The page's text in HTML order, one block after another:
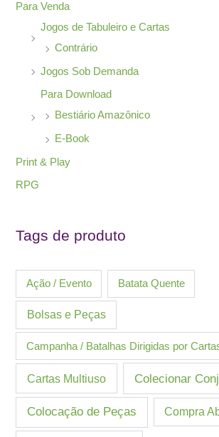
Para Venda
Jogos de Tabuleiro e Cartas
Contrário
Jogos Sob Demanda
Para Download
Bestiário Amazônico
E-Book
Print & Play
RPG
Tags de produto
Ação / Evento Batata Quente
Bolsas e Peças
Campanha / Batalhas Dirigidas por
Cartas Multiuso Colecionar
Colocação de Peças Compra